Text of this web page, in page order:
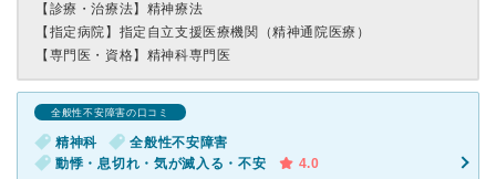
【診療・治療法】 精神療法
【指定病院】 指定自立支援医療機関（精神通院医療）
【専門医・資格】 精神科専門医
全般性不安障害の口コミ
精神科
全般性不安障害
動悸・息切れ・気が滅入る・不安
4.0